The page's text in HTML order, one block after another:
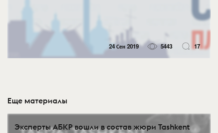
24 Сен 2019 5443 17
Еще материалы
Эксперты АБКР вошли в состав жюри Tashkent